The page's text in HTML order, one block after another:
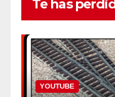
Te has
YOUTUBE